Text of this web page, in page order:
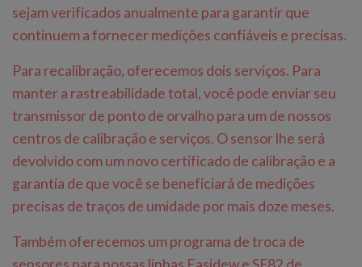
sejam verificados anualmente para garantir que
continuem a fornecer medições confiáveis e precisas.
Para recalibração, oferecemos dois serviços. Para
manter a rastreabilidade total, você pode enviar seu
transmissor de ponto de orvalho para um de nossos
centros de calibração e serviços. O sensor lhe será
devolvido com um novo certificado de calibração e a
garantia de que você se beneficiará de medições
precisas de traços de umidade por mais doze meses.
Também oferecemos um programa de troca de